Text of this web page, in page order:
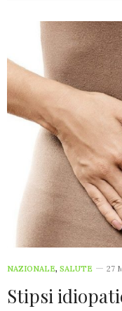
NAZIONALE, SALUTE 27
Stipsi